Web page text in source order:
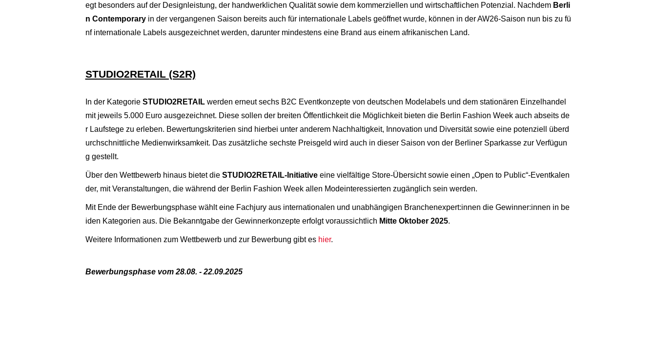
egt besonders auf der Designleistung, der handwerklichen Qualität sowie dem kommerziellen und wirtschaftlichen Potenzial. Nachdem Berli
n Contemporaryin der vergangenen Saison bereits auch für internationale Labels geöffnet wurde, können in der AW26-Saison nun bis zu fü
nf internationale Labels ausgezeichnet werden, darunter mindestens eine Brand aus einem afrikanischen Land.
STUDIO2RETAIL (S2R)
In der Kategorie STUDIO2RETAILwerden erneut sechs B2C Eventkonzepte von deutschen Modelabels und dem stationären Einzelhandel
mit jeweils 5.000 Euro ausgezeichnet. Diese sollen der breiten Öffentlichkeit die Möglichkeit bieten die Berlin Fashion Week auch abseits de
r Laufstege zu erleben. Bewertungskriterien sind hierbei unter anderem Nachhaltigkeit, Innovation und Diversität sowie eine potenziell überd
urchschnittliche Medienwirksamkeit. Das zusätzliche sechste Preisgeld wird auch in dieser Saison von der Berliner Sparkasse zur Verfügun
g gestellt.
Über den Wettbewerb hinaus bietet die STUDIO2RETAIL-Initiativeeine vielfältige Store-Übersicht sowie einen „Open to Public“-Eventkalen
der, mit Veranstaltungen, die während der Berlin Fashion Week allen Modeinteressierten zugänglich sein werden.
Mit Ende der Bewerbungsphase wählt eine Fachjury aus internationalen und unabhängigen Branchenexpert:innen die Gewinner:innen in be
iden Kategorien aus. Die Bekanntgabe der Gewinnerkonzepte erfolgt voraussichtlich Mitte Oktober 2025.
Weitere Informationen zum Wettbewerb und zur Bewerbung gibt es hier.
Bewerbungsphase vom 28.08. - 22.09.2025